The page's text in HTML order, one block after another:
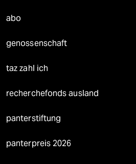
abo
genossenschaft
taz zahl ich
recherchefonds ausland
panterstiftung
panterpreis 2026